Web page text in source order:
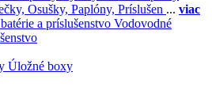
Osušky, Paplóny, Príslušen ... viac
Vodovodné
Úložné boxy